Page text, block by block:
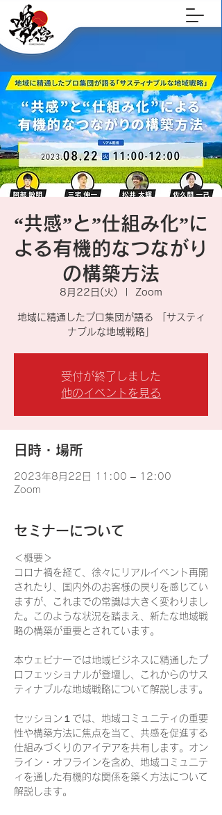
“共感”と”仕組み化”に
よる有機的なつながり
の構築方法
8月22日(火) Zoom
地域に精通したプロ集団が語る 「サスティ
ナブルな地域戦略」
受付が終了しました
他のイベントを見る
日時・場所
2023年8月22日 11:00 – 12:00
Zoom
セミナーについて
＜概要＞
コロナ禍を経て、徐々にリアルイベント再開
されたり、国内外のお客様の戻りを感じてい
ますが、これまでの常識は大きく変わりまし
た。このような状況を踏まえ、新たな地域戦
略の構築が重要とされています。
本ウェビナーでは地域ビジネスに精通したプ
ロフェッショナルが登壇し、これからのサス
ティナブルな地域戦略について解説します。
セッション１では、地域コミュニティの重要
性や構築方法に焦点を当て、共感を促進する
仕組みづくりのアイデアを共有します。オン
ライン・オフラインを含め、地域コミュニテ
ィを通した有機的な関係を築く方法について
解説します。